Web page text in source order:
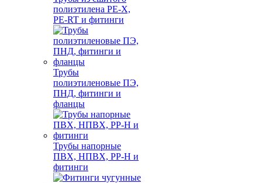
полиэтилена PE-X,
PE-RT и фитинги
Трубы
полиэтиленовые ПЭ,
ПНД, фитинги и
фланцы
Трубы напорные
ПВХ, НПВХ, PP-H и
фитинги